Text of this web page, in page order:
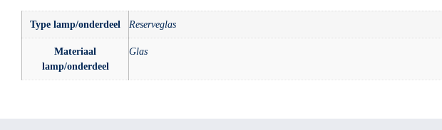
Type lamp/onderdeel Reserveglas
Materiaal
lamp/onderdeel
Glas